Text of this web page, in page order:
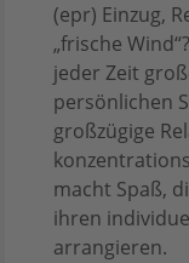
(epr) Einzug,
„frische
jeder Zeit
persönlichen
großzügige
macht Spaß,
ihren
arrangieren.